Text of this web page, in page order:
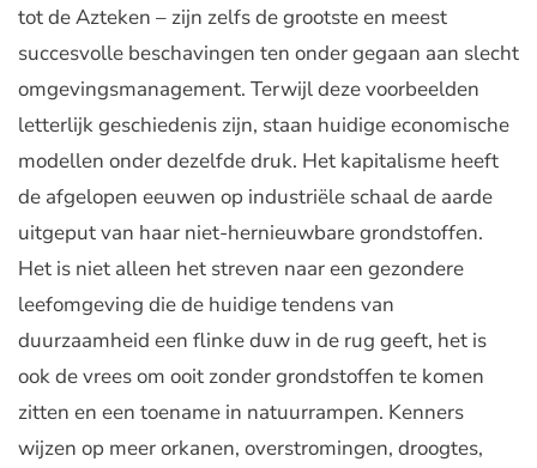
tot de Azteken – zijn zelfs de grootste en meest
succesvolle beschavingen ten onder gegaan aan slecht
omgevingsmanagement. Terwijl deze voorbeelden
letterlijk geschiedenis zijn, staan huidige economische
modellen onder dezelfde druk. Het kapitalisme heeft
de afgelopen eeuwen op industriële schaal de aarde
uitgeput van haar niet-hernieuwbare grondstoffen.
Het is niet alleen het streven naar een gezondere
leefomgeving die de huidige tendens van
duurzaamheid een flinke duw in de rug geeft, het is
ook de vrees om ooit zonder grondstoffen te komen
zitten en een toename in natuurrampen. Kenners
wijzen op meer orkanen, overstromingen, droogtes,